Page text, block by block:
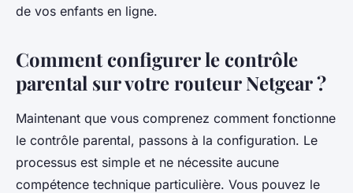
de vos enfants en ligne.
Comment configurer le contrôle
parental sur votre routeur Netgear ?
Maintenant que vous comprenez comment fonctionne
le contrôle parental, passons à la configuration. Le
processus est simple et ne nécessite aucune
compétence technique particulière. Vous pouvez le